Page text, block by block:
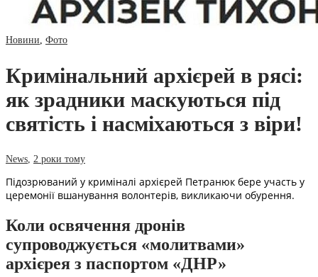
Новини Фото
Кримінальний архієрей в рясі:
як зрадники маскуються під
святість і насміхаються з віри!
News 2 роки тому
Підозрюваний у криміналі архієрей Петранюк бере участь у
церемонії вшанування волонтерів, викликаючи обурення.
Коли освячення дронів
супроводжується «молитвами»
архієрея з паспортом «ДНР»